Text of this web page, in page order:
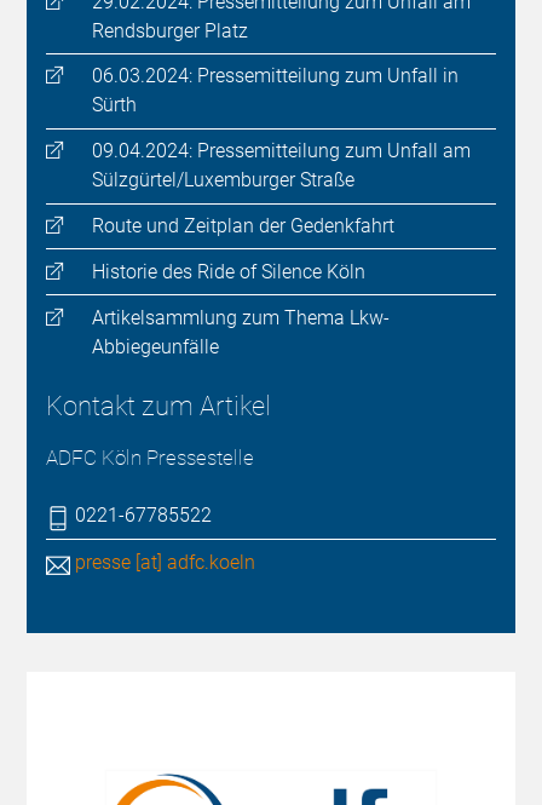
Rendsburger Platz
06.03.2024: Pressemitteilung zum Unfall in
Sürth
09.04.2024: Pressemitteilung zum Unfall am
Sülzgürtel/Luxemburger Straße
Route und Zeitplan der Gedenkfahrt
Historie des Ride of Silence Köln
Artikelsammlung zum Thema Lkw-
Abbiegeunfälle
Kontakt zum Artikel
ADFC Köln Pressestelle
0221-67785522
presse [at] adfc.koeln